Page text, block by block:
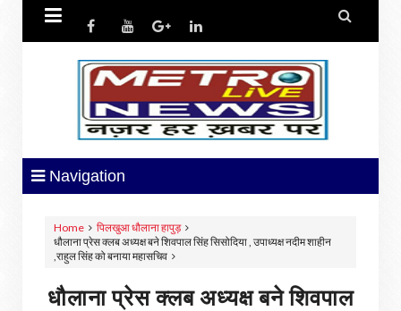
 
Navigation
Home
पिलखुआ धौलाना हापुड़
धौलाना प्रेस क्लब अध्यक्ष बने शिवपाल सिंह सिसोदिया , उपाध्यक्ष नदीम शाहीन
,राहुल सिंह को बनाया महासचिव
धौलाना प्रेस क्लब अध्यक्ष बने शिवपाल